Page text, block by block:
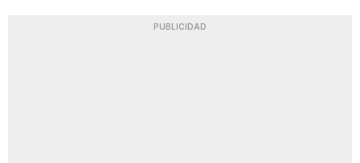
PUBLICIDAD